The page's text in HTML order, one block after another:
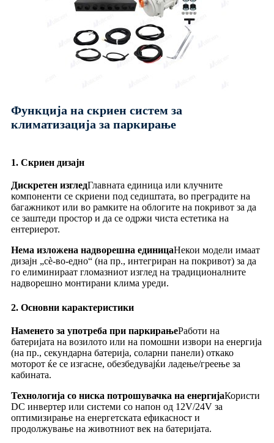
Функција на скриен систем за
климатизација за паркирање
1. Скриен дизајн
Дискретен изгледГлавната единица или клучните
компоненти се скриени под седиштата, во преградите на
багажникот или во рамките на облогите на покривот за да
се заштеди простор и да се одржи чиста естетика на
ентериерот.
Нема изложена надворешна единицаНекои модели имаат
дизајн „сè-во-едно“ (на пр., интегриран на покривот) за да
го елиминираат гломазниот изглед на традиционалните
надворешно монтирани клима уреди.
2. Основни карактеристики
Наменето за употреба при паркирањеРаботи на
батеријата на возилото или на помошни извори на енергија
(на пр., секундарна батерија, соларни панели) откако
моторот ќе се изгасне, обезбедувајќи ладење/греење за
кабината.
Технологија со ниска потрошувачка на енергијаКористи
DC инвертер или системи со напон од 12V/24V за
оптимизирање на енергетската ефикасност и
продолжување на животниот век на батеријата.